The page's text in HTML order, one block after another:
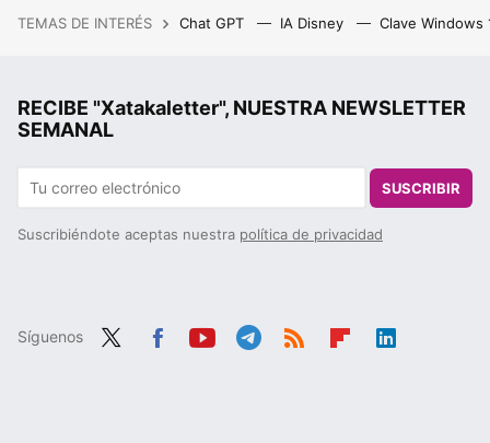
TEMAS DE INTERÉS Chat GPT IA Disney Clave Windows
RECIBE "Xatakaletter", NUESTRA NEWSLETTER
SEMANAL
SUSCRIBIR
Suscribiéndote aceptas nuestra política de privacidad
Síguenos